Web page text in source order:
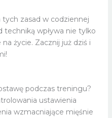
tych zasad w codziennej
techniką wpływa nie tylko
życie. Zacznij już dziś i
podczas treningu?
ustawienia
wzmacniające mięśnie